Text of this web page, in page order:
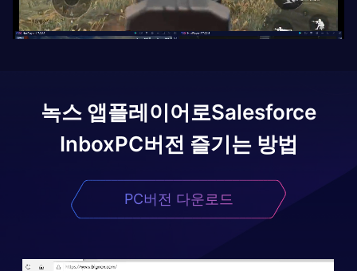
녹스 앱플레이어로Salesforce
InboxPC버전 즐기는 방법
PC버전 다운로드